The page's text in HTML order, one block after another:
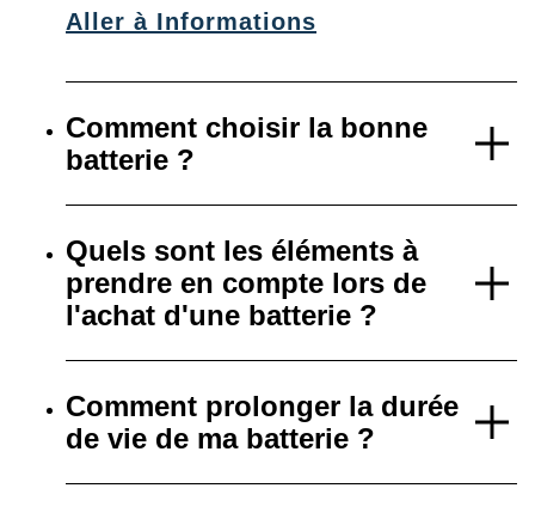
Aller à Informations
Comment choisir la bonne
batterie ?
Quels sont les éléments à
prendre en compte lors de
l'achat d'une batterie ?
Comment prolonger la durée
de vie de ma batterie ?